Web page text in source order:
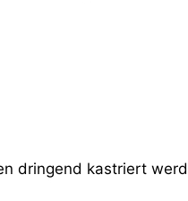
dringend kastriert